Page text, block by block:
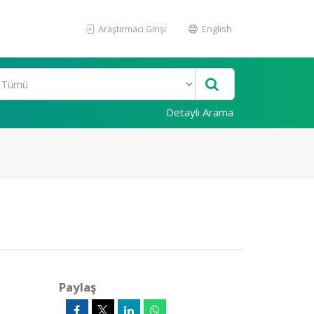
Araştırmacı Girişi English
Detaylı Arama
Paylaş